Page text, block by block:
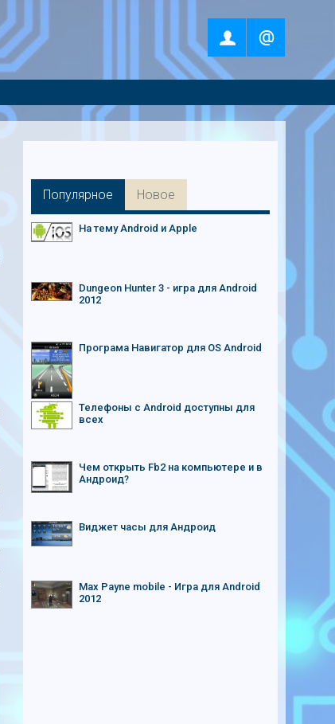
Популярное Новое
На тему Android и Apple
Dungeon Hunter 3 - игра для Android
2012
Програма Навигатор для OS Android
Телефоны с Android доступны для
всех
Чем открыть Fb2 на компьютере и в
Андроид?
Виджет часы для Андроид
Max Payne mobile - Игра для Android
2012